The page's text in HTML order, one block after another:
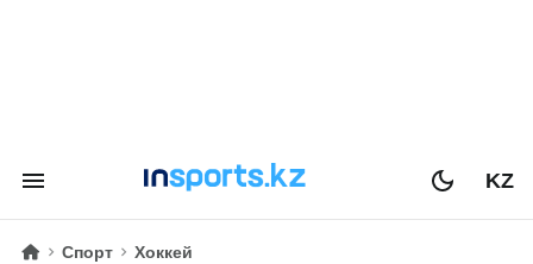
KZ
Спорт Хоккей